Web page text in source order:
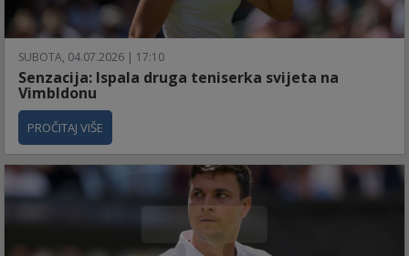
SUBOTA, 04.07.2026 | 17:10
Senzacija: Ispala druga teniserka svijeta na
Vimbldonu
PROČITAJ VIŠE